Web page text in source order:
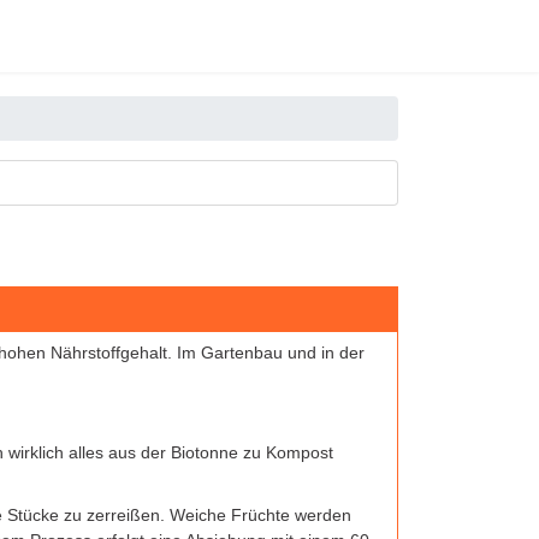
Nährstoffgehalt. Im Gartenbau und in der
alles aus der Biotonne zu Kompost
zu zerreißen. Weiche Früchte werden